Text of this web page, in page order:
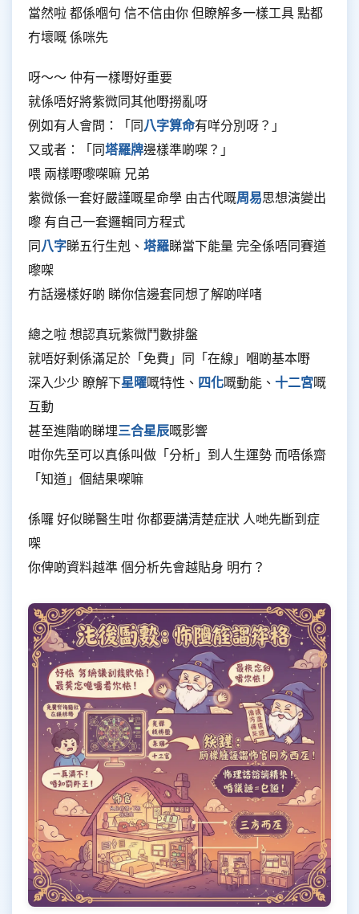
當然啦 都係嗰句 信不信由你 但瞭解多一樣工具 點都
冇壞嘅 係咪先
呀～～ 仲有一樣嘢好重要
就係唔好將紫微同其他嘢撈亂呀
例如有人會問：「同八字算命有咩分別呀？」
又或者：「同塔羅牌邊樣準啲㗎？」
喂 兩樣嘢嚟㗎嘛 兄弟
紫微係一套好嚴謹嘅星命學 由古代嘅周易思想演變出
嚟 有自己一套邏輯同方程式
同八字睇五行生剋、 塔羅睇當下能量 完全係唔同賽道
嚟㗎
冇話邊樣好啲 睇你信邊套同想了解啲咩啫
總之啦 想認真玩紫微鬥數排盤
就唔好剩係滿足於「免費」同「在線」嗰啲基本嘢
深入少少 瞭解下星曜嘅特性、 四化嘅動能、 十二宮嘅
互動
甚至進階啲睇埋三合星辰嘅影響
咁你先至可以真係叫做「分析」到人生運勢 而唔係齋
「知道」個結果㗎嘛
係囉 好似睇醫生咁 你都要講清楚症狀 人哋先斷到症
㗎
你俾啲資料越準 個分析先會越貼身 明冇？